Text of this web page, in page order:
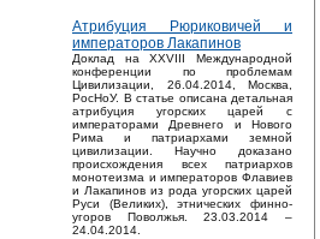
Атрибуция Рюриковичей и
императоров Лакапинов
Доклад на XXVIII Международной
конференции по проблемам
Цивилизации, 26.04.2014, Москва,
РосНоУ. В статье описана детальная
атрибуция угорских царей с
императорами Древнего и Нового
Рима и патриархами земной
цивилизации. Научно доказано
происхождения всех патриархов
монотеизма и императоров Флавиев
и Лакапинов из рода угорских царей
Руси (Великих), этнических финно-
угоров Поволжья. 23.03.2014 –
24.04.2014.